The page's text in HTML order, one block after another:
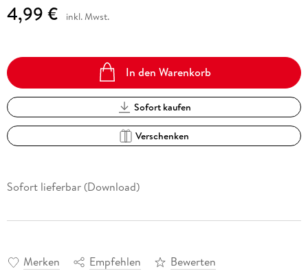
4,99 € inkl. Mwst.
In den Warenkorb
Sofort kaufen
Verschenken
Sofort lieferbar (Download)
Merken Empfehlen Bewerten